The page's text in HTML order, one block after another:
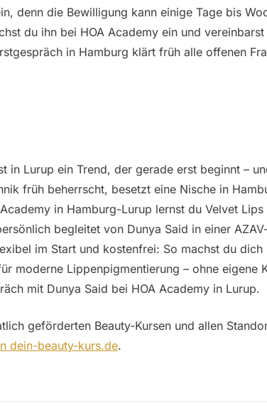
denn die Bewilligung kann einige Tage bis
du ihn bei HOA Academy ein und
in Hamburg klärt früh alle offenen
in Lurup ein Trend, der gerade erst beginnt –
früh beherrscht, besetzt eine Nische in
in Hamburg-Lurup lernst du Velvet
begleitet von Dunya Said in einer
im Start und kostenfrei: So machst du
moderne Lippenpigmentierung – ohne eigene
mit Dunya Said bei HOA Academy in Lurup.
geförderten Beauty-Kursen und allen
dein-beauty-kurs.de.